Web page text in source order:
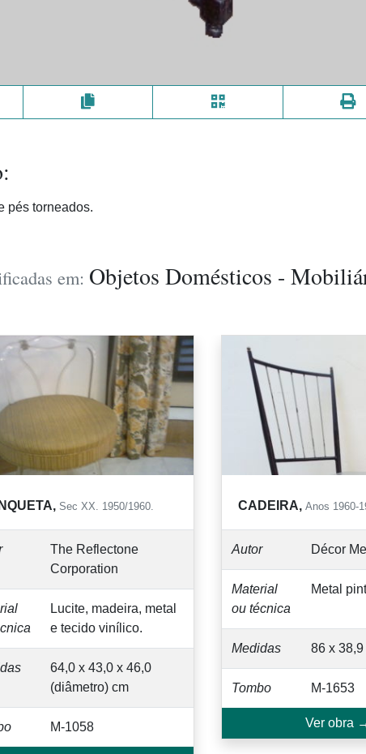
pés torneados.
em: Objetos Domésticos -
Sec XX. 1950/1960.
The Reflectone
Corporation
Lucite, madeira, metal
e tecido vinílico.
64,0 x 43,0 x 46,0
(diâmetro) cm
M-1058
CADEIRA,Anos 1960-
Autor Décor
Material
ou técnica
Metal
Medidas 86 x 38,9
Tombo M-1653
Ver obra →